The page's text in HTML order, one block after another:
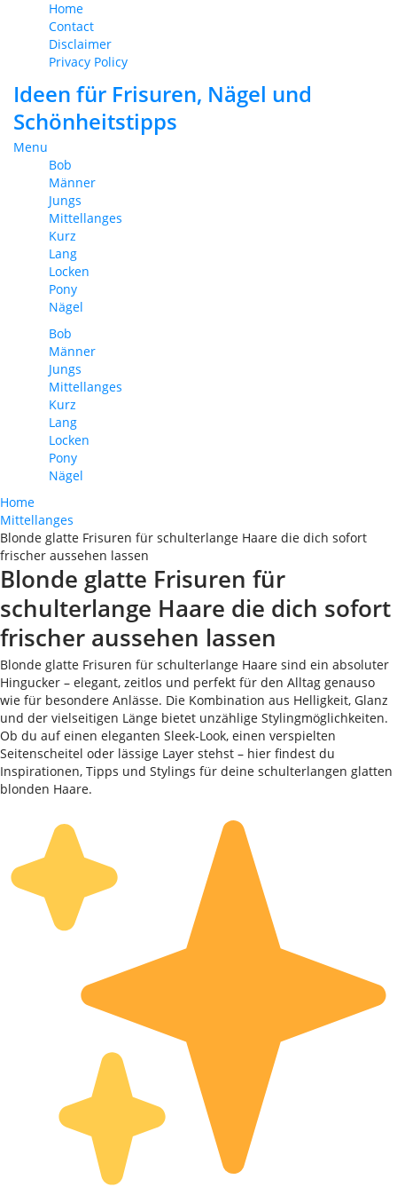
Home
Contact
Disclaimer
Privacy Policy
Ideen für Frisuren, Nägel und
Schönheitstipps
Menu
Bob
Männer
Jungs
Mittellanges
Kurz
Lang
Locken
Pony
Nägel
Bob
Männer
Jungs
Mittellanges
Kurz
Lang
Locken
Pony
Nägel
Home
Mittellanges
Blonde glatte Frisuren für schulterlange Haare die dich sofort
frischer aussehen lassen
Blonde glatte Frisuren für
schulterlange Haare die dich sofort
frischer aussehen lassen
Blonde glatte Frisuren für schulterlange Haare sind ein absoluter
Hingucker – elegant, zeitlos und perfekt für den Alltag genauso
wie für besondere Anlässe. Die Kombination aus Helligkeit, Glanz
und der vielseitigen Länge bietet unzählige Stylingmöglichkeiten.
Ob du auf einen eleganten Sleek-Look, einen verspielten
Seitenscheitel oder lässige Layer stehst – hier findest du
Inspirationen, Tipps und Stylings für deine schulterlangen glatten
blonden Haare.